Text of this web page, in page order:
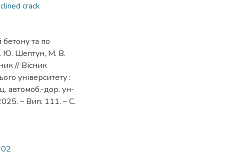
crack
бетону та по
Ю. Шептун, М. В.
// Вісник
університету :
автомоб.-дор. ун-
– Вип. 111. – С.